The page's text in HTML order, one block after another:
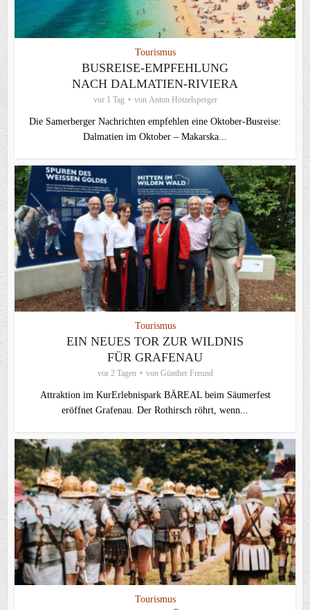
Tourismus
BUSREISE-EMPFEHLUNG
NACH DALMATIEN-RIVIERA
vor 1 Tag von Anton Hötzelsperger
Die Samerberger Nachrichten empfehlen eine Oktober-Busreise:
Dalmatien im Oktober – Makarska...
Tourismus
EIN NEUES TOR ZUR WILDNIS
FÜR GRAFENAU
vor 2 Tagen von Günther Freund
Attraktion im KurErlebnispark BÄREAL beim Säumerfest
eröffnet Grafenau. Der Rothirsch röhrt, wenn...
Tourismus